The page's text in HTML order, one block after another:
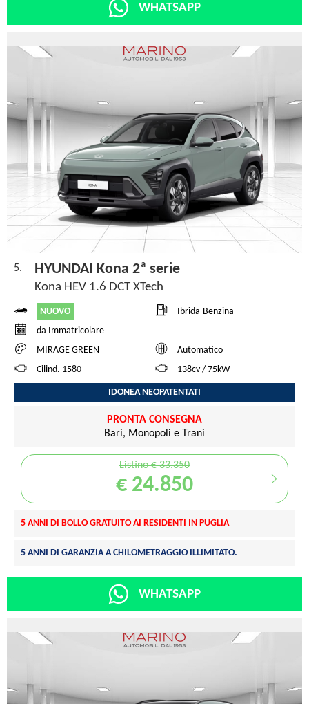
WHATSAPP
5. HYUNDAI Kona 2ª serie
Kona HEV 1.6 DCT XTech
NUOVO
Ibrida-Benzina
da Immatricolare
MIRAGE GREEN
Automatico
Cilind. 1580
138cv / 75kW
IDONEA NEOPATENTATI
PRONTA CONSEGNA
Bari, Monopoli e Trani
Listino € 33.350
€ 24.850
5 ANNI DI BOLLO GRATUITO AI RESIDENTI IN PUGLIA
5 ANNI DI GARANZIA A CHILOMETRAGGIO ILLIMITATO.
WHATSAPP